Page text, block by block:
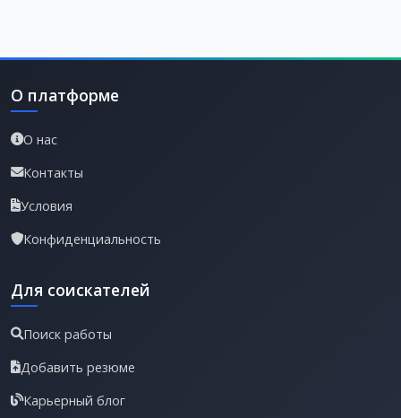
О платформе
О нас
Контакты
Условия
Конфиденциальность
Для соискателей
Поиск работы
Добавить резюме
Карьерный блог